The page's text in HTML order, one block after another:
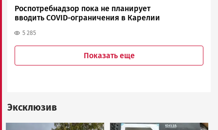
Роспотребнадзор пока не планирует
вводить COVID-ограничения в Карелии
5 285
Показать еще
Эксклюзив
Image